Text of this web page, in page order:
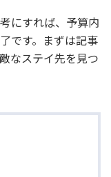
にすれば、予算内
です。まずは記事
なステイ先を見つ